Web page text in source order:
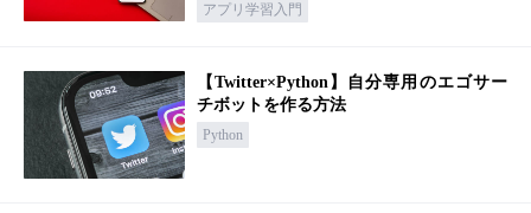
アプリ学習入門
【Twitter×Python】自分専用のエゴサー
チボットを作る方法
Python